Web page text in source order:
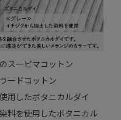
スーピマコットン
ードコットン
用したボタニカルダイ
料を使用したボタニカル